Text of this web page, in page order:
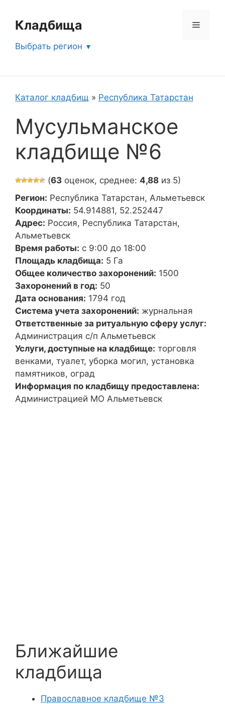
содержимому
Кладбища Меню
Выбрать регион
Каталог кладбищ » Республика Татарстан
Мусульманское
кладбище №6
(63 оценок, среднее: 4,88 из 5)
Регион: Республика Татарстан, Альметьевск
Координаты: 54.914881, 52.252447
Адрес: Россия, Республика Татарстан,
Альметьевск
Время работы: с 9:00 до 18:00
Площадь кладбища: 5 Га
Общее количество захоронений: 1500
Захоронений в год: 50
Дата основания: 1794 год
Система учета захоронений: журнальная
Ответственные за ритуальную сферу услуг:
Администрация с/п Альметьевск
Услуги, доступные на кладбище: торговля
венками, туалет, уборка могил, установка
памятников, оград
Информация по кладбищу предоставлена:
Администрацией МО Альметьевск
Ближайшие
кладбища
Православное кладбище №3